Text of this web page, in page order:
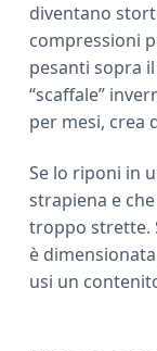
diventano
compressioni
pesanti sopra
“scaffale”
per mesi, crea
Se lo riponi in
strapiena e
troppo strette.
è
usi un